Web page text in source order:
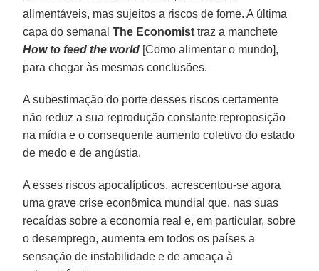
alimentáveis, mas sujeitos a riscos de fome. A última
capa do semanalThe Economist traz a manchete
How to feed the world [Como alimentar o mundo],
para chegar às mesmas conclusões.
A subestimação do porte desses riscos certamente
não reduz a sua reprodução constante reproposição
na mídia e o consequente aumento coletivo do estado
de medo e de angústia.
A esses riscos apocalípticos, acrescentou-se agora
uma grave crise econômica mundial que, nas suas
recaídas sobre a economia real e, em particular, sobre
o desemprego, aumenta em todos os países a
sensação de instabilidade e de ameaça à